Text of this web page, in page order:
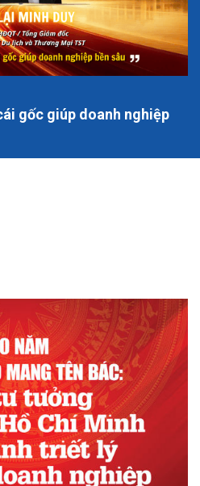
gốc giúp doanh nghiệp